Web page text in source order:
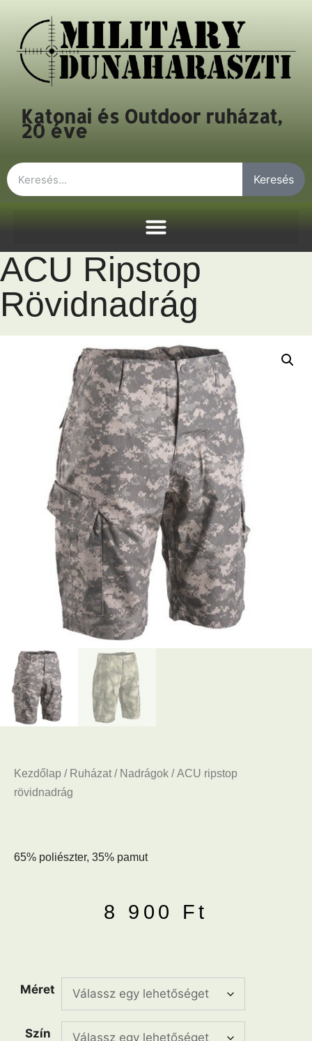
Katonai és Outdoor ruházat,
20 éve
Keresés
ACU Ripstop
Rövidnadrág
Kezdőlap / Ruházat / Nadrágok / ACU ripstop
rövidnadrág
65% poliészter, 35% pamut
8 900 Ft
Méret
Szín